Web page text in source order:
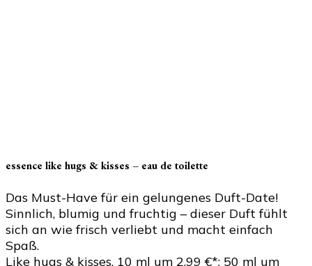
essence like hugs & kisses – eau de toilette
Das Must-Have für ein gelungenes Duft-Date!
Sinnlich, blumig und fruchtig – dieser Duft fühlt
sich an wie frisch verliebt und macht einfach
Spaß.
Like hugs & kisses, 10 ml um 2,99 €*; 50 ml um